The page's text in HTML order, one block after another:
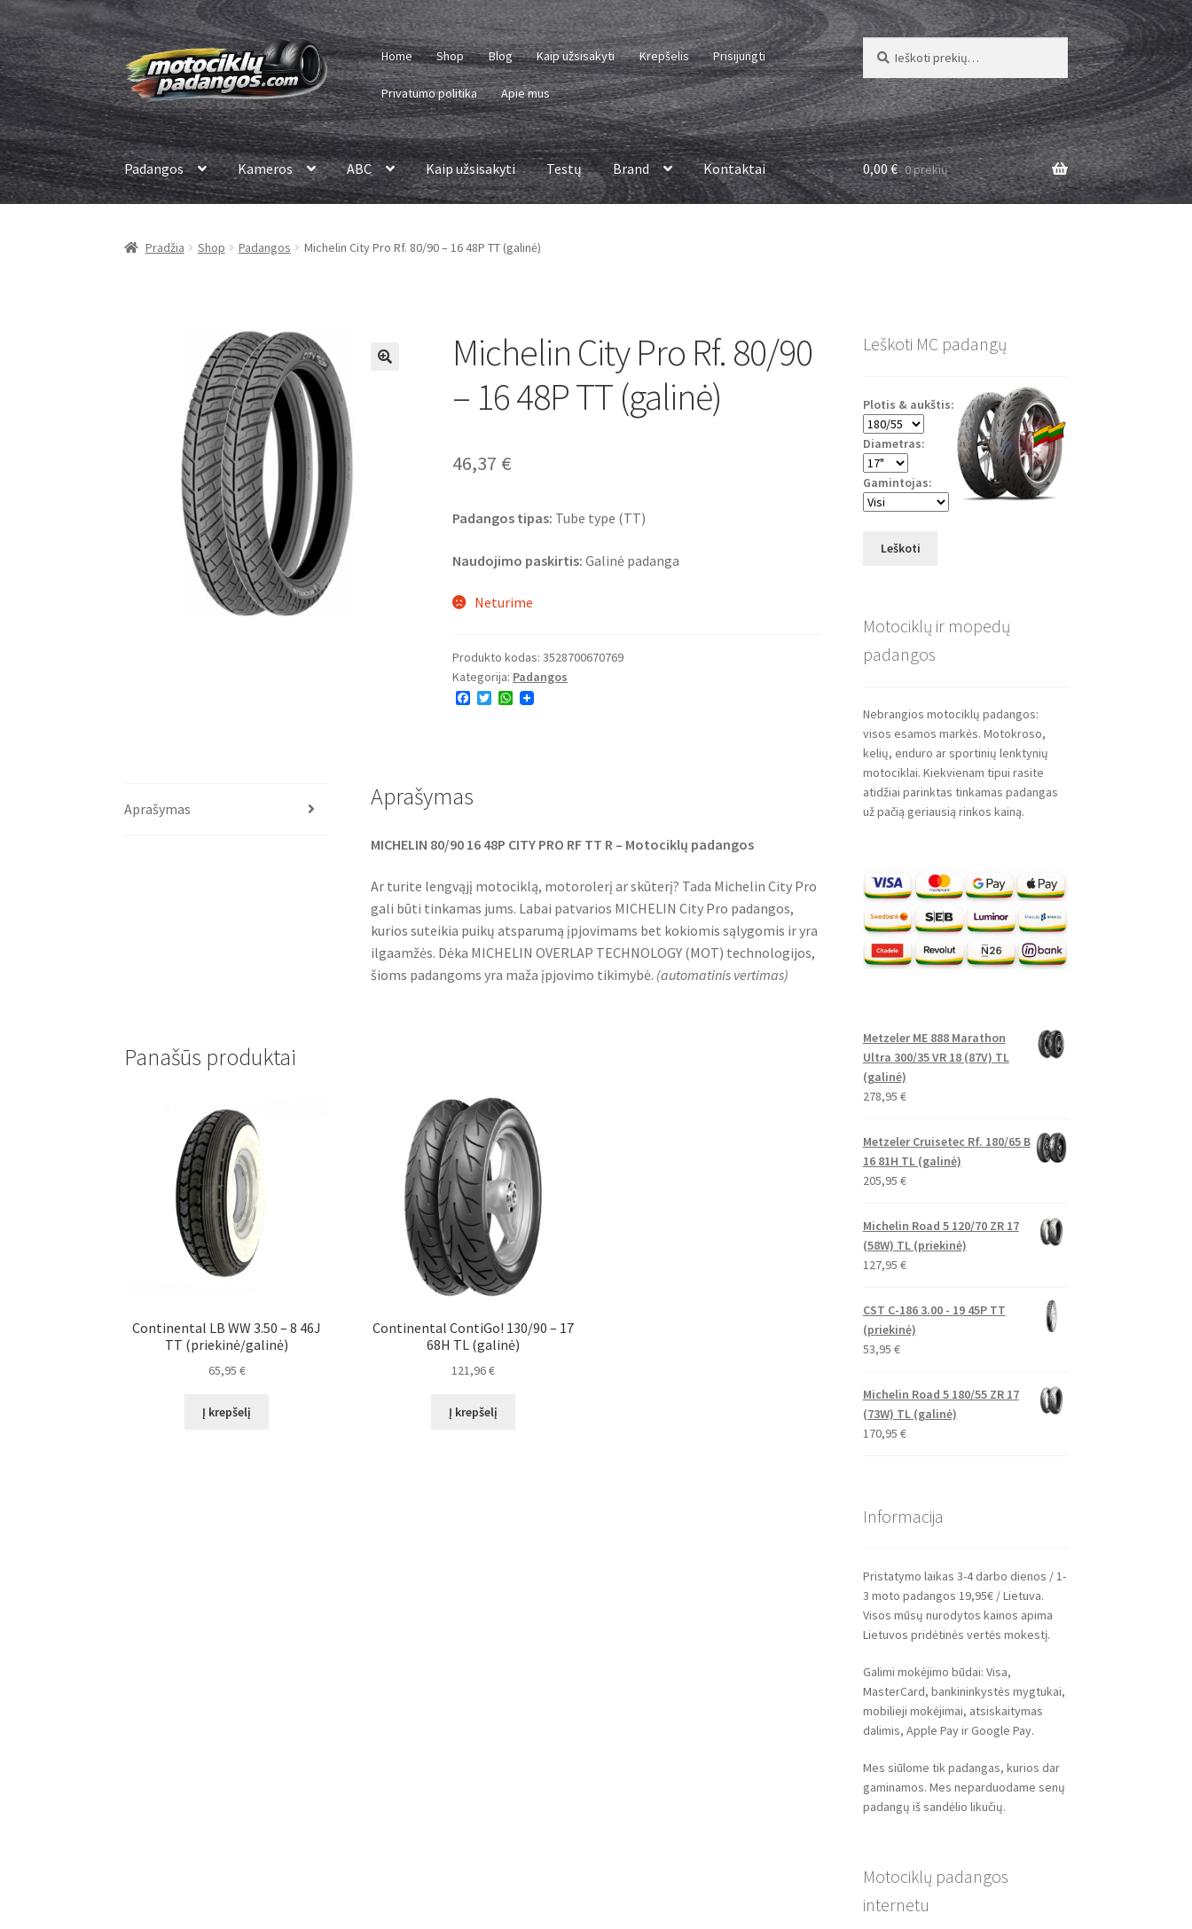
Pereiti
prie
meniu
Pereiti
prie
turinio
Home Shop Blog Kaip užsisakyti Krepšelis Prisijungti
Privatumo politika Apie mus
Ieškoti:
Ieškoti
Padangos Kameros ABC Kaip užsisakyti Testų Brand Kontaktai 0,00€ 0 prekių
Pradžia Shop Padangos Michelin City Pro Rf. 80/90 – 16 48P TT (galinė)
Michelin City Pro Rf. 80/90
– 16 48P TT (galinė)
46,37 €
Padangos tipas: Tube type (TT)
Naudojimo paskirtis: Galinė padanga
Neturime
Produkto kodas:3528700670769
Kategorija: Padangos
F
k
T
W
Aprašymas Aprašymas
MICHELIN 80/90 16 48P CITY PRO RF TT R – Motociklų padangos
Ar turite lengvąjį motociklą, motorolerį ar skūterį? Tada Michelin City Pro
gali būti tinkamas jums. Labai patvarios MICHELIN City Pro padangos,
kurios suteikia puikų atsparumą įpjovimams bet kokiomis sąlygomis ir yra
ilgaamžės. Dėka MICHELIN OVERLAP TECHNOLOGY (MOT) technologijos,
šioms padangoms yra maža įpjovimo tikimybė. (automatinis vertimas)
Panašūs produktai
Continental LB WW 3.50 – 8 46J
TT (priekinė/galinė)
65,95 €
Į krepšelį
Continental ContiGo! 130/90 – 17
68H TL (galinė)
121,96€
Į krepšelį
Leškoti MC padangų
Plotis & aukštis:
Diametras:
Gamintojas:
Leškoti
Motociklų ir mopedų
padangos
Nebrangios motociklų padangos:
visos esamos markės. Motokroso,
kelių, enduro ar sportinių lenktynių
motociklai. Kiekvienam tipui rasite
atidžiai parinktas tinkamas padangas
už pačią geriausią rinkos kainą.
Metzeler ME 888 Marathon
Ultra 300/35 VR 18 (87V) TL
(galinė)
278,95 €
Metzeler Cruisetec Rf. 180/65 B
16 81H TL (galinė)
205,95 €
Michelin Road 5 120/70 ZR 17
(58W) TL (priekinė)
127,95 €
CST C-186 3.00 - 19 45P TT
(priekinė)
53,95 €
Michelin Road 5 180/55 ZR 17
(73W) TL (galinė)
170,95 €
Informacija
Pristatymo laikas 3-4 darbo dienos / 1-
3 moto padangos 19,95€ / Lietuva.
Visos mūsų nurodytos kainos apima
Lietuvos pridėtinės vertės mokestį.
Galimi mokėjimo būdai: Visa,
MasterCard, bankininkystės mygtukai,
mobilieji mokėjimai, atsiskaitymas
dalimis, Apple Pay ir Google Pay.
Mes siūlome tik padangas, kurios dar
gaminamos. Mes neparduodame senų
padangų iš sandėlio likučių.
Motociklų padangos
internetu